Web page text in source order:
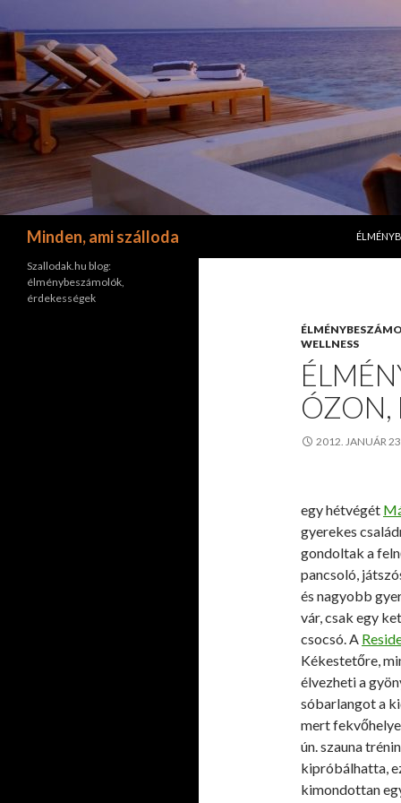
Minden, ami szálloda
WELLNESS
ÓZON,
2012. JANUÁR
egy hétvégét
gyerekes
gondoltak a
pancsoló,
és nagyobb
vár, csak egy
csocsó. A
Kékestetőre,
élvezheti a
sóbarlangot a
mert
ún. szauna
kipróbálhatta,
kimondottan
Szallodak.hu blog:
élménybeszámolók,
érdekességek